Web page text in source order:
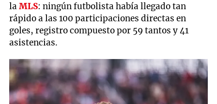
laMLS: ningún futbolista había llegado tan
rápido a las 100 participaciones directas en
goles, registro compuesto por 59 tantos y 41
asistencias.